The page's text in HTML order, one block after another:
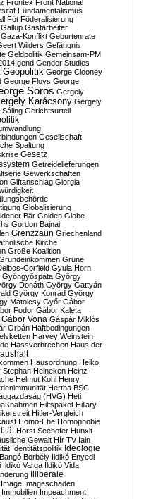
Frontex Front National
Fundamentalismus
Fót Föderalisierung
Gallup Gastarbeiter
Gaza-Konflikt Geburtenrate
Wilders Gefängnis
Geldpolitik Gemeinsam-PM
gend Gender Studies
Geopolitik George Clooney
George Floys George
Soros Gergely
Karácsony Gergely
Gerichtsurteil
Gesellschaft
Spaltung
Gesetz
Getreidelieferungen
Gewerkschaften
Giftanschlag Giorgia
Globalisierung
Bär Golden Globe
Gordon Bajnai
Grenzzaun Griechenland
Kirche
Große Koalition
Grüne
Corfield Gyula Horn
Gyöngyöspata György
Donáth György Gattyán
György Konrád György
Matolcsy Győr Gábor
Fodor Gábor Kaleta
Gábor Vona Gáspár Miklós
Orbán Haftbedingungen
Harvey Weinstein
Hassverbrechen Haus der
Hausordnung Heiko
Stephan Heineken Heinz-
Helmut Kohl Henry
Hertha BSC
(HVG) Heti
Hilfspaket Hillary
Hitler-Vergleich
Homo-Ehe Homophobie
Horst Seehofer Hunxit
Gewalt Hír TV Iain
Identitätspolitik Ideologie
Borbély Ildikó Enyedi
Ildikó Varga Ildikó Vida
Illiberale
Image Imageschaden
Immobilien Impeachment